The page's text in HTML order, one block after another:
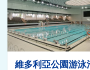
維多利亞公園游泳